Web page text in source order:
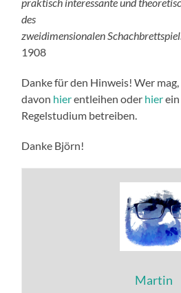
des
zweidimensionalen
1908
Danke für den Hinweis! Wer
davon hierentleihen oder hier
Regelstudium betreiben.
Danke Björn!
Martin